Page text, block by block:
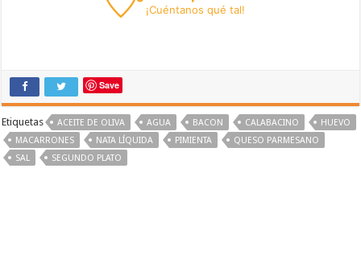
¡Cuéntanos qué tal!
Save
Etiquetas ACEITE DE OLIVA AGUA BACON CALABACINO
HUEVO
MACARRONES
NATA LÍQUIDA PIMIENTA
QUESO PARMESANO
SAL
SEGUNDO PLATO